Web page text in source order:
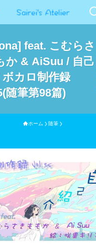
feat. こむらさ
か & AiSuu / 自己
ボカロ制作録
随筆第98篇)
ホーム 随筆